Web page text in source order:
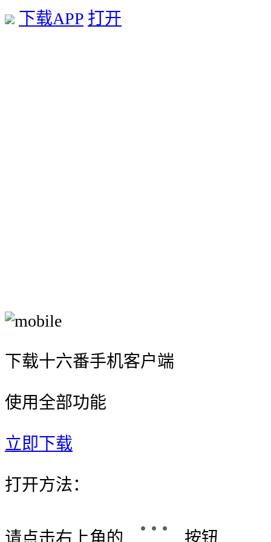
下载APP 打开
下载十六番手机客户端
使用全部功能
立即下载
打开方法：
请点击右上角的 按钮